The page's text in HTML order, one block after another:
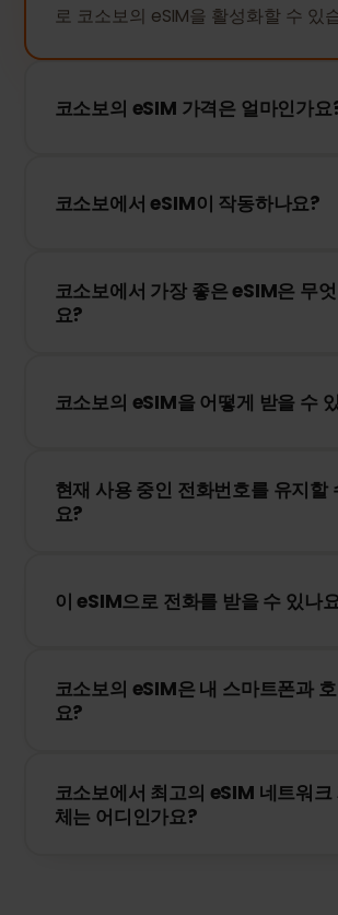
로 코소보의 eSIM을 활성화할 수 있
코소보의 eSIM 가격은 얼마인가요
릅니다. 원하는 기간을 선택하면 가격
코소보에서 eSIM이 작동하나요?
에서도 정상적으로 작동합니다. 저희
의 현지 네트워크 제공업체와 협력하
코소보에서 가장 좋은 eSIM은 무
요?
일 네트워크만을 사용합니다. 따라서
코소보의 eSIM을 어떻게 받을 수
선택하고 안내에 따라 eSIM을 설치
현재 사용 중인 전화번호를 유지할
요?
하지만 로밍 요금이 부과될 수 있으므
이 eSIM으로 전화를 받을 수 있나
만 WhatsApp, FaceTime 또는
은 앱을 사용하여 전화를 걸 수 있습니
코소보의 eSIM은 내 스마트폰과
요?
하세요. 또한, 기기가 특정 통신사에
지 않은지도 확인해야 합니다.
코소보에서 최고의 eSIM 네트워크
체는 어디인가요?